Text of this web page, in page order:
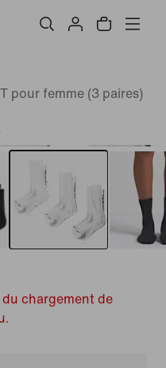
pour femme (3 paires)
chargement de